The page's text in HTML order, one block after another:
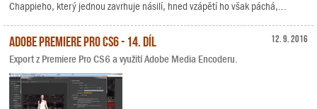
Chappieho, který jednou zavrhuje násilí, hned vzápětí ho však páchá,...
12. 9. 2016
Adobe Premiere Pro CS6 - 14. díl
Export z Premiere Pro CS6 a využití Adobe Media Encoderu.